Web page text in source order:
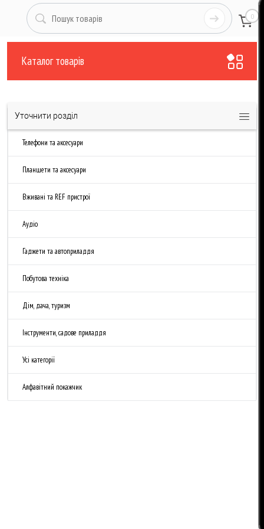
0
Каталог товарів
Уточнити розділ
Телефони та аксесуари
Планшети та аксесуари
Вживані та REF пристрої
Аудіо
Гаджети та автоприладдя
Побутова техніка
Дім, дача, туризм
Інструменти, садове приладдя
Усі категорії
Алфавітний покажчик